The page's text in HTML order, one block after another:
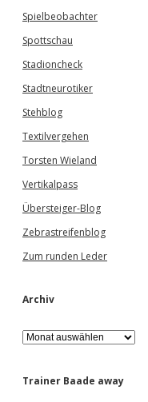
Spielbeobachter
Spottschau
Stadioncheck
Stadtneurotiker
Stehblog
Textilvergehen
Torsten Wieland
Vertikalpass
Übersteiger-Blog
Zebrastreifenblog
Zum runden Leder
Archiv
A
r
h
Trainer Baade away